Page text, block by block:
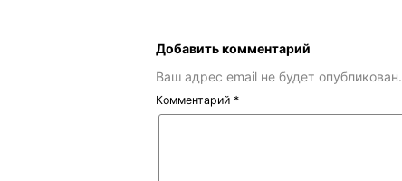
Добавить комментарий
Ваш адрес email не будет опубликован.
Комментарий *